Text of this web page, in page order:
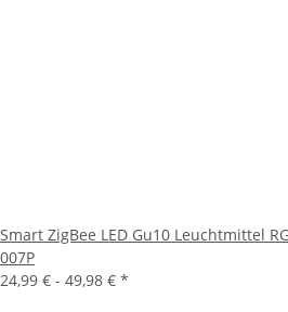
Smart ZigBee LED Gu10 Leuchtmittel
007P
24,99 € - 49,98 € *